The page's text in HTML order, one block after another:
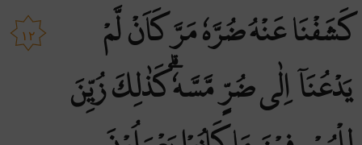
١٢
كَشَفْنَا عَنْهُ ضُرَّهٗ مَرَّ كَاَنْ لَّمْ
يَدْعُنَآ اِلٰى ضُرٍّ مَّسَّهٗۗ كَذٰلِكَ زُيِّنَ